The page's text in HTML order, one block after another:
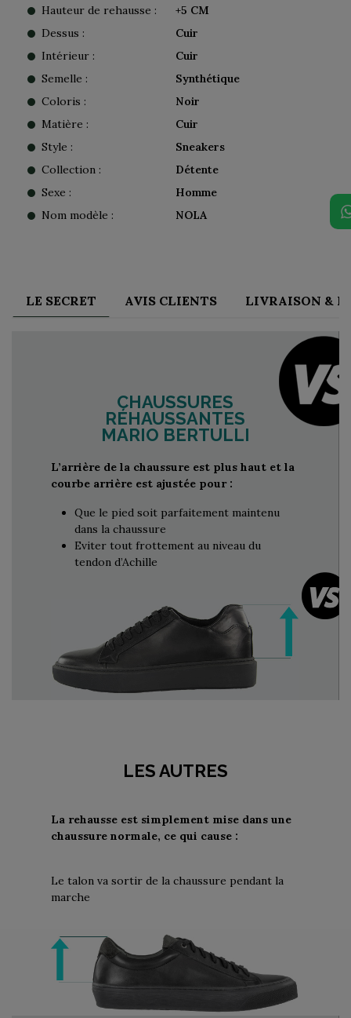
Hauteur de rehausse :
+5 CM
Dessus :
Cuir
Intérieur :
Cuir
Semelle :
Synthétique
Coloris :
Noir
Matière :
Cuir
Style :
Sneakers
Collection :
Détente
Sexe :
Homme
Nom modèle :
NOLA
LE SECRET AVIS CLIENTS LIVRAISON &
CHAUSSURES
RÉHAUSSANTES
MARIO BERTULLI
L’arrière de la chaussure est plus haut et la
courbe arrière est ajustée pour :
Que le pied soit parfaitement maintenu
dans la chaussure
Eviter tout frottement au niveau du
tendon d’Achille
LES AUTRES
La rehausse est simplement mise dans une
chaussure normale, ce qui cause :
Le talon va sortir de la chaussure pendant la
marche